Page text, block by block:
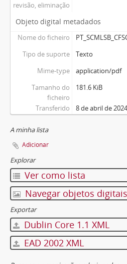
revisão, eliminação
Objeto digital metadados
Nome do ficheiro
Tipo de suporte
Texto
Mime-type
application/pdf
Tamanho do
ficheiro
181.6 KiB
Transferido 8 de abril de
A minha lista
Adicionar
Explorar
Ver como lista
Navegar objetos digitais
Exportar
Dublin Core 1.1 XML
EAD 2002 XML